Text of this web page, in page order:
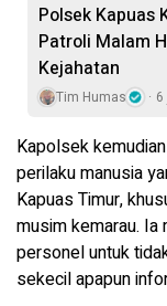
Polsek Kapuas
Patroli Malam
Kejahatan
Tim Humas
Kapolsek
perilaku manusia
Kapuas Timur,
musim kemarau.
personel untuk
sekecil apapun